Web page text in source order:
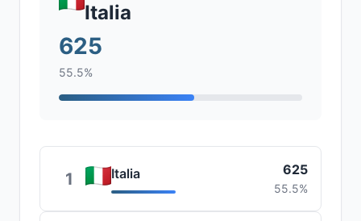
Italia
625
55.5%
1 Italia 625
55.5%